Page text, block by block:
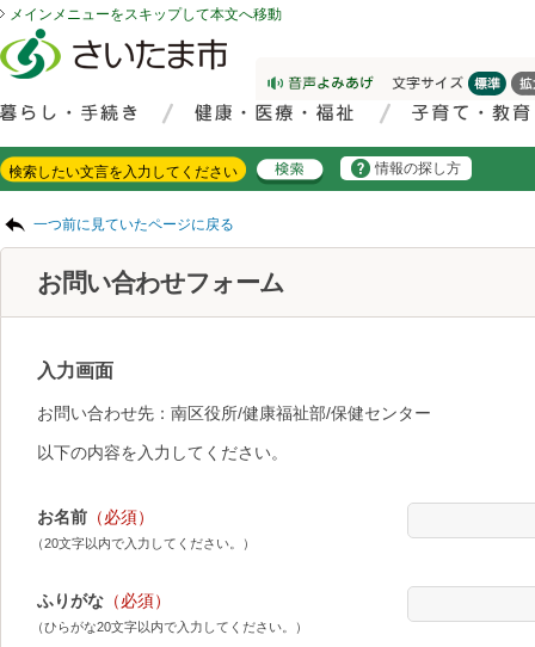
メインメニューをスキップして本文へ移動
情報の探し方
一つ前に見ていたページに戻る
お問い合わせフォーム
入力画面
お問い合わせ先：南区役所/健康福祉部/保健センター
以下の内容を入力してください。
お名前 （必須）
（20文字以内で入力してください。）
ふりがな （必須）
（ひらがな20文字以内で入力してください。）